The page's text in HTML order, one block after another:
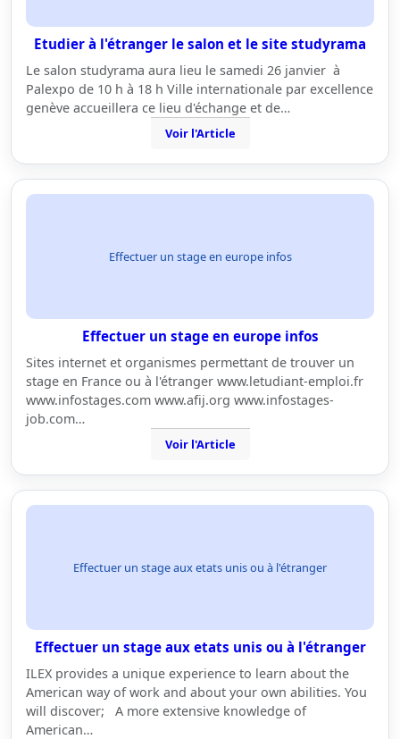
Etudier à l'étranger le salon et le site studyrama
Le salon studyrama aura lieu le samedi 26 janvier à
Palexpo de 10 h à 18 h Ville internationale par excellence
genève accueillera ce lieu d'échange et de…
Voir l'Article
Effectuer un stage en europe infos
Effectuer un stage en europe infos
Sites internet et organismes permettant de trouver un
stage en France ou à l'étranger www.letudiant-emploi.fr
www.infostages.com www.afij.org www.infostages-
job.com…
Voir l'Article
Effectuer un stage aux etats unis ou à l'étranger
Effectuer un stage aux etats unis ou à l'étranger
ILEX provides a unique experience to learn about the
American way of work and about your own abilities. You
will discover; A more extensive knowledge of
American…